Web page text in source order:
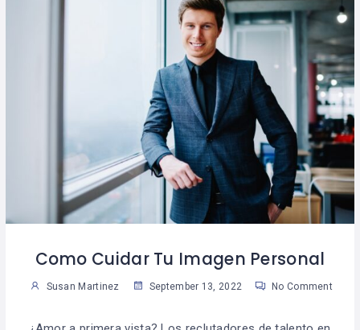
Como Cuidar Tu Imagen Personal
Susan Martinez September 13, 2022 No Comment